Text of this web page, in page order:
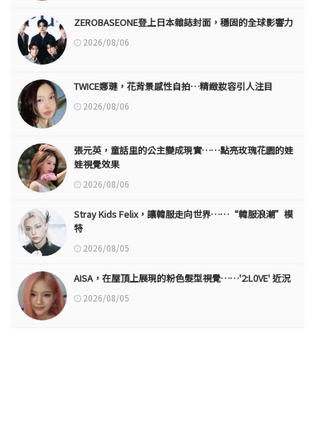
ZEROBASEONE登上日本雜誌封面，穩固的全球影響力
2026/08/06
TWICE娜璉，花背景感性自拍…精緻妝容引人注目
2026/08/06
張元英，童話里的公主變成現實……點亮玫瑰花園的娃
娃視覺效果
2026/08/06
Stray Kids Felix，讓韓服走向世界……“韓服浪潮”模
特
2026/08/05
AISA，在屋頂上展現的粉色髮型視覺……'2:L0VE' 近況
2026/08/05